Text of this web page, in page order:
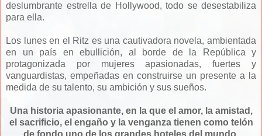
deslumbrante estrella de Hollywood, todo se desestabiliza
para ella.
Los lunes en el Ritz es una cautivadora novela, ambientada
en un país en ebullición, al borde de la República y
protagonizada por mujeres apasionadas, fuertes y
vanguardistas, empeñadas en construirse un presente a la
medida de su talento, su ambición y sus sueños.
Una historia apasionante, en la que el amor, la amistad,
el sacrificio, el engaño y la venganza tienen como telón